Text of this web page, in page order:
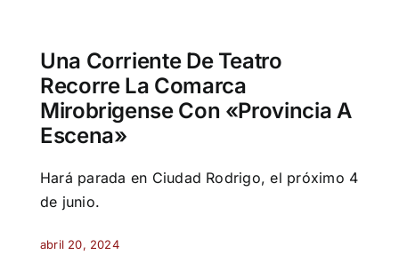
Una Corriente De Teatro
Recorre La Comarca
Mirobrigense Con «Provincia A
Escena»
Hará parada en Ciudad Rodrigo, el próximo 4
de junio.
abril 20, 2024